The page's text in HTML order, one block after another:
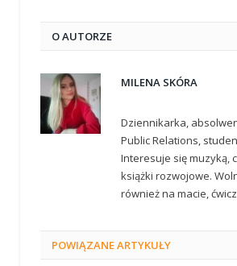
O AUTORZE
MILENA SKÓRA
Dziennikarka,
Public Relations,
Interesuje się muzyką,
książki rozwojowe.
również na macie,
POWIĄZANEARTYKUŁY